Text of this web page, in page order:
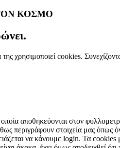
ΚΟΣΜΟ
χρησιμοποιεί cookies.
αποθηκεύονται στον
περιγράφουν στοιχεία μας
να κάνουμε login. Τα